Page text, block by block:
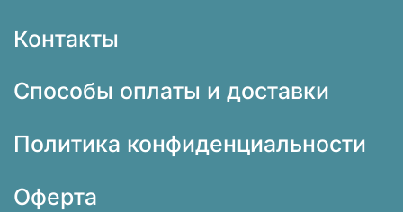
Контакты
Способы оплаты и доставки
Политика конфиденциальности
Оферта